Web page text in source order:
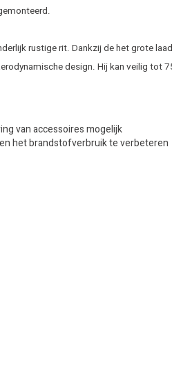
rustige rit. Dankzij de het grote
design. Hij kan veilig tot
van accessoires mogelijk
het brandstofverbruik te verbeteren